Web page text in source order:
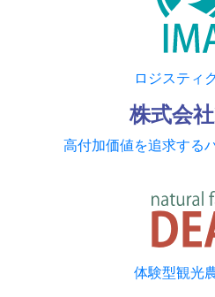
ロジスティ
株式会
高付加価値を追求する
体験型観光